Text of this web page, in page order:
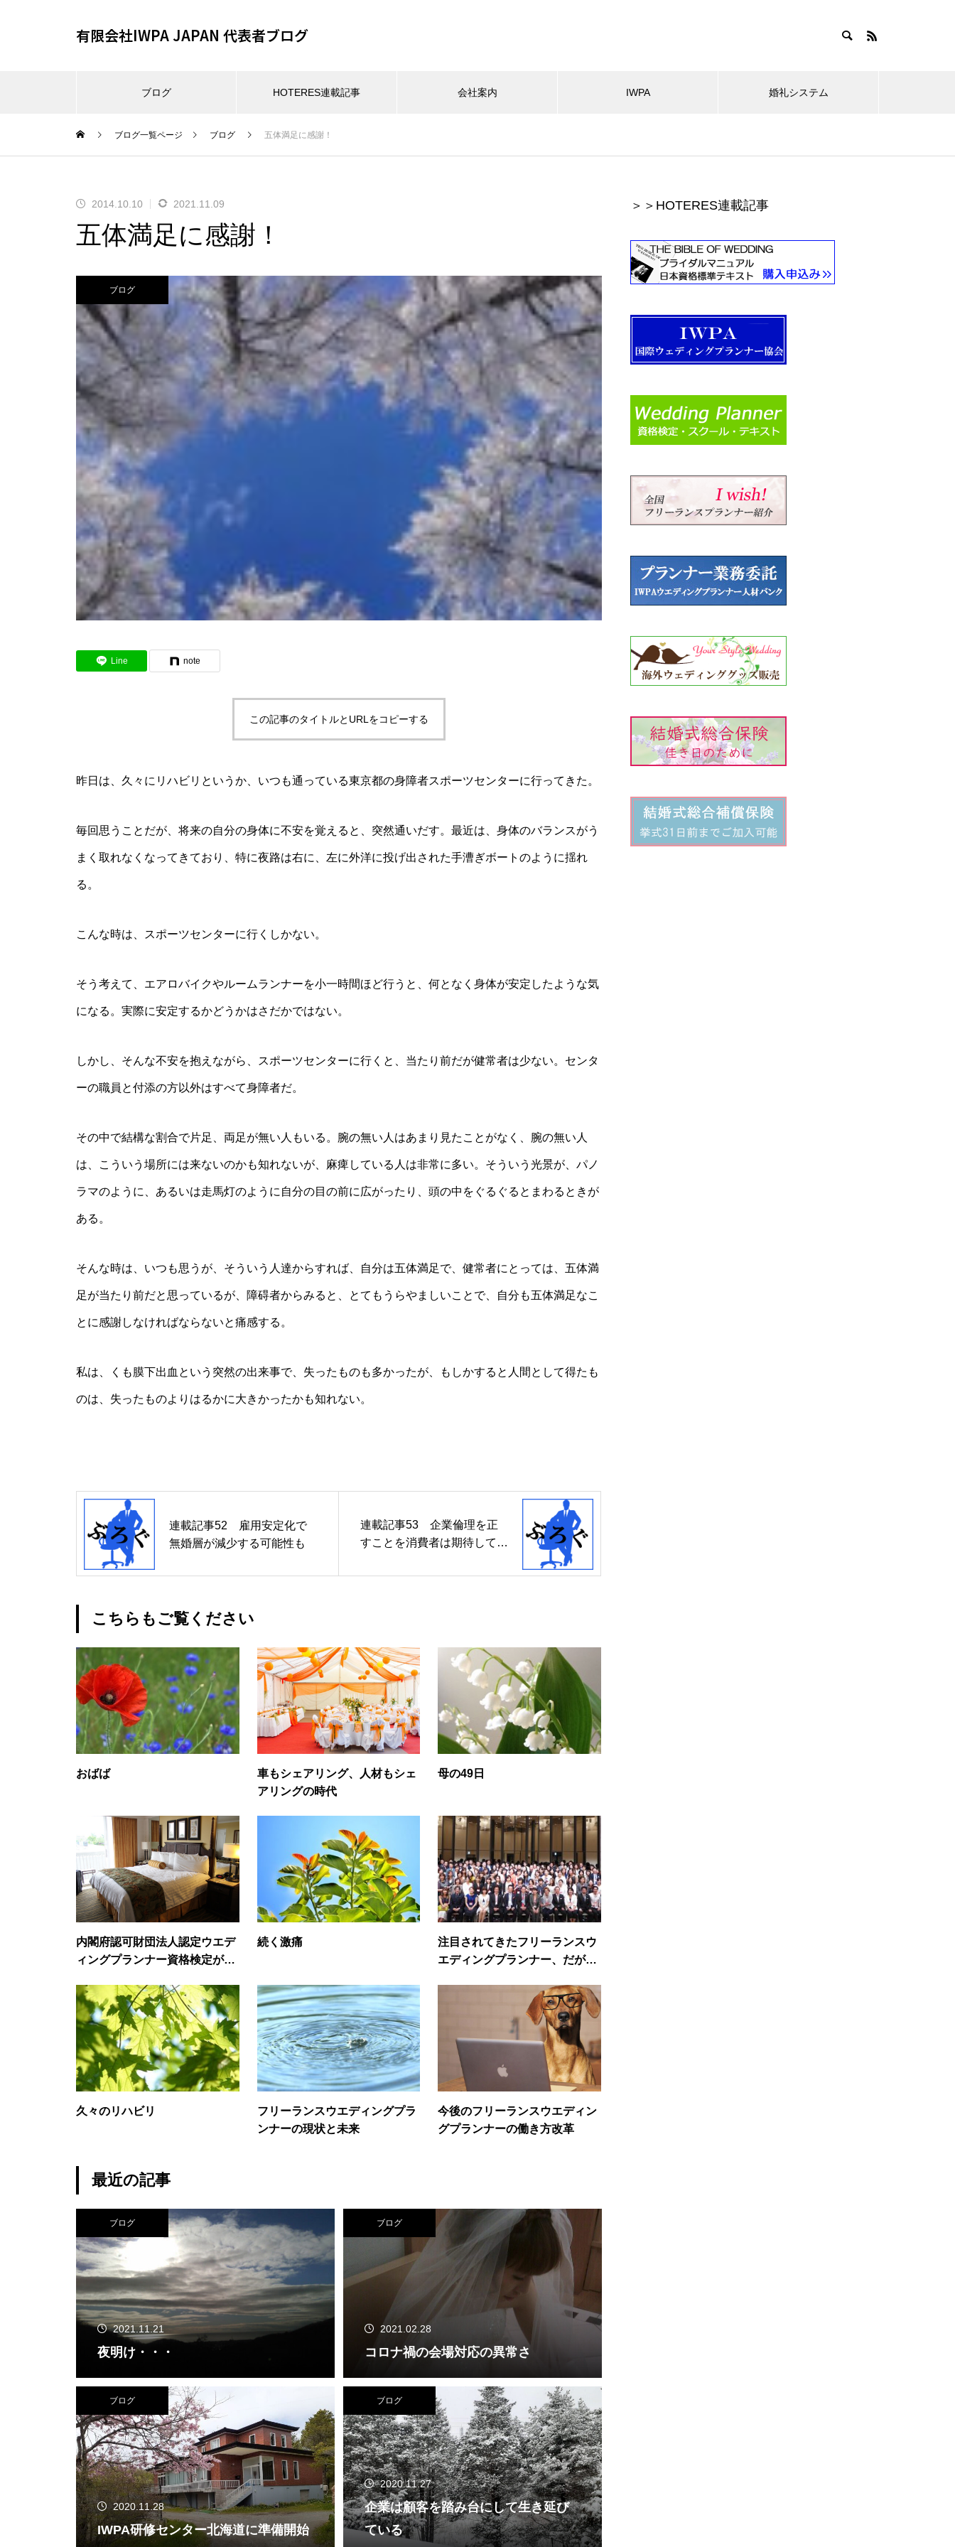
有限会社IWPA JAPAN 代表者ブログ
ブログ HOTERES連載記事 会社案内 IWPA 婚礼システム
ブログ一覧ページ ブログ 五体満足に感謝！
2014.10.10 2021.11.09
五体満足に感謝！
ブログ
Line note
この記事のタイトルとURLをコピーする
昨日は、久々にリハビリというか、いつも通っている東京都の身障者スポーツセンターに行ってきた。
毎回思うことだが、将来の自分の身体に不安を覚えると、突然通いだす。最近は、身体のバランスがう
まく取れなくなってきており、特に夜路は右に、左に外洋に投げ出された手漕ぎボートのように揺れ
る。
こんな時は、スポーツセンターに行くしかない。
そう考えて、エアロバイクやルームランナーを小一時間ほど行うと、何となく身体が安定したような気
になる。実際に安定するかどうかはさだかではない。
しかし、そんな不安を抱えながら、スポーツセンターに行くと、当たり前だが健常者は少ない。センタ
ーの職員と付添の方以外はすべて身障者だ。
その中で結構な割合で片足、両足が無い人もいる。腕の無い人はあまり見たことがなく、腕の無い人
は、こういう場所には来ないのかも知れないが、麻痺している人は非常に多い。そういう光景が、パノ
ラマのように、あるいは走馬灯のように自分の目の前に広がったり、頭の中をぐるぐるとまわるときが
ある。
そんな時は、いつも思うが、そういう人達からすれば、自分は五体満足で、健常者にとっては、五体満
足が当たり前だと思っているが、障碍者からみると、とてもうらやましいことで、自分も五体満足なこ
とに感謝しなければならないと痛感する。
私は、くも膜下出血という突然の出来事で、失ったものも多かったが、もしかすると人間として得たも
のは、失ったものよりはるかに大きかったかも知れない。
連載記事52 雇用安定化で
無婚層が減少する可能性も
連載記事53 企業倫理を正
すことを消費者は期待してい
こちらもご覧ください
おばば
車もシェアリング、人材もシェ
アリングの時代
母の49日
内閣府認可財団法人認定ウエデ
ィングプランナー資格検定が出
宿泊部門 PartⅠ
続く激痛
注目されてきたフリーランスウ
エディングプランナー、だが？
久々のリハビリ
フリーランスウエディングプラ
ンナーの現状と未来
今後のフリーランスウエディン
グプランナーの働き方改革
最近の記事
ブログ
2021.11.21
夜明け・・・
ブログ
2021.02.28
コロナ禍の会場対応の異常さ
ブログ
2020.11.28
IWPA研修センター北海道に準備開始
ブログ
2020.11.27
企業は顧客を踏み台にして生き延び
ている
＞＞HOTERES連載記事